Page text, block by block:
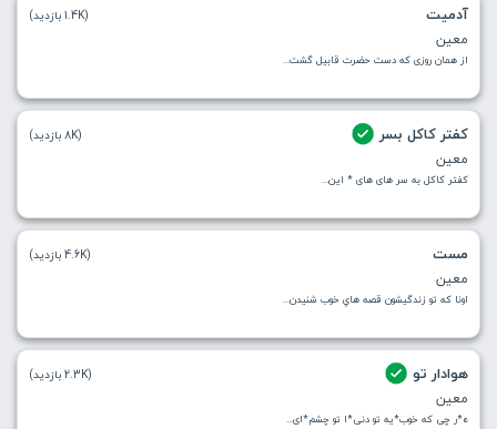
آدمیت
معین
از همان روزی که دست حضرت قابیل گشت...
(1.4K بازدید)
کفتر کاکل بسر
معین
کفتر کاکل به سر های های * این...
(8K بازدید)
مست
معین
اونا که تو زندگيشون قصه هاي خوب شنيدن...
(4.6K بازدید)
هوادار تو
معین
ه*ر چی که خوب*یه تو دنی*ا تو چشم*ای...
(2.3K بازدید)